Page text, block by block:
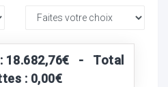
: 18.682,76€ - Total
: 0,00€